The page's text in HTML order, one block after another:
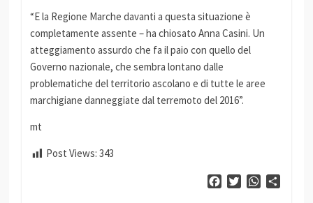
“E la Regione Marche davanti a questa situazione è
completamente assente – ha chiosato Anna Casini. Un
atteggiamento assurdo che fa il paio con quello del
Governo nazionale, che sembra lontano dalle
problematiche del territorio ascolano e di tutte le aree
marchigiane danneggiate dal terremoto del 2016”.
mt
Post Views: 343
FacebookTwitterWhatsApp